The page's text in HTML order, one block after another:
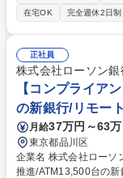
内格付制度に係る企画
ータの推計及び検証 ■
の要件定義、EUC開発
項 （変更の範囲：当行の指定する業務）
用リスク管理業務(リス
在宅OK
完全週休2日制
正社員
株式会社ローソン銀
【コンプライア
の新銀行/リモー
月給37万円～63万
東京都品川区
企業名 株式会社ローソン銀行 求人名 【コンプライアンス
推進/ATM13,500台の新銀行/リモート可 仕